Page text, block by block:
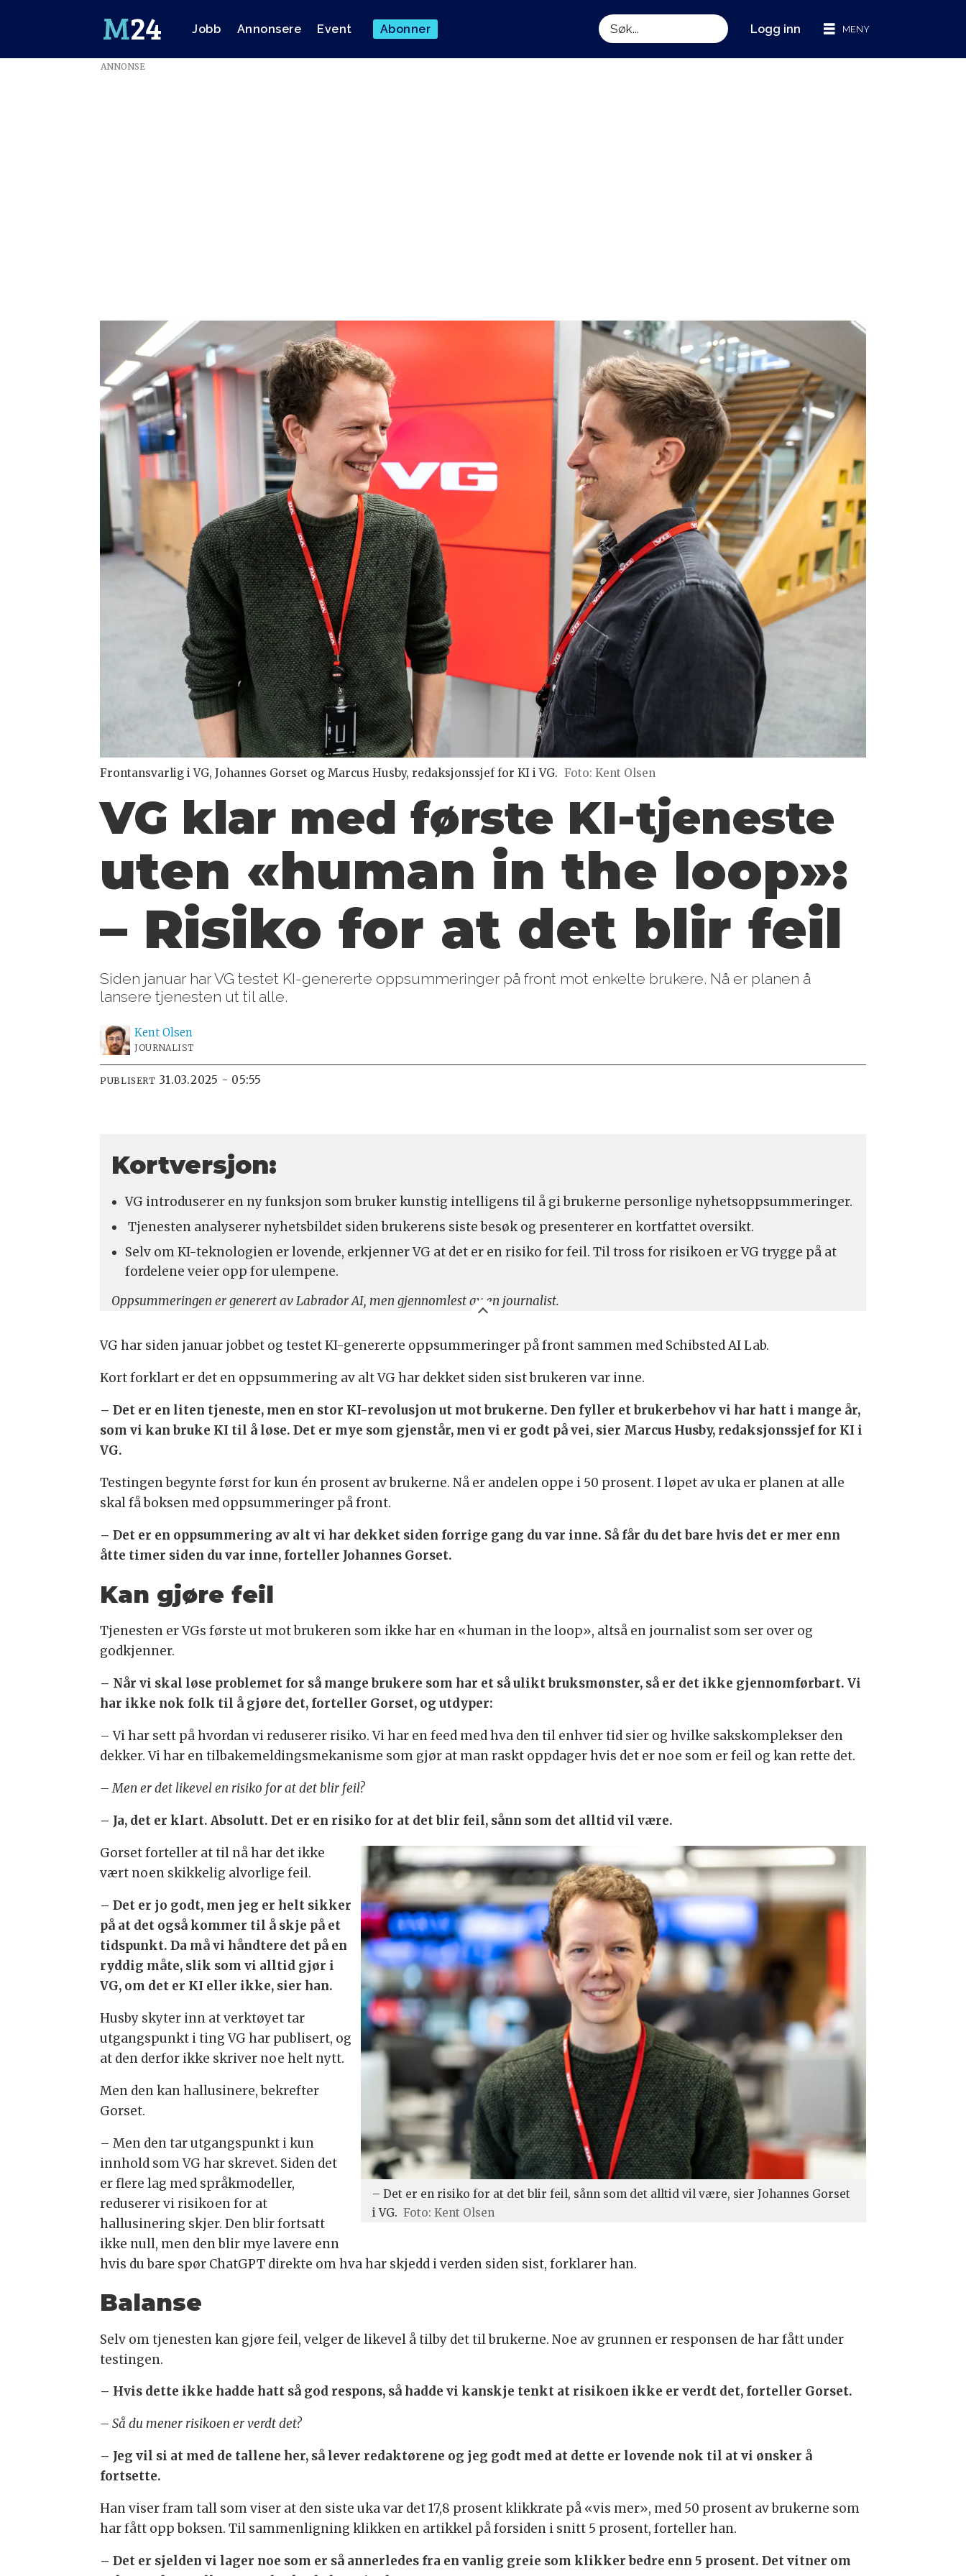
Jobb Annonsere Event Abonner
Søk
Logg inn
ANNONSE
Frontansvarlig i VG, Johannes Gorset og Marcus Husby, redaksjonssjef for KI i VG. Foto: Kent Olsen
VG klar med første KI-tjeneste
uten «human in the loop»:
– Risiko for at det blir feil
Siden januar har VG testet KI-genererte oppsummeringer på front mot enkelte brukere. Nå er planen å
lansere tjenesten ut til alle.
Kent Olsen
JOURNALIST
PUBLISERT 31.03.2025 - 05:55
Kortversjon:
VG introduserer en ny funksjon som bruker kunstig intelligens til å gi brukerne personlige nyhetsoppsummeringer.
Tjenesten analyserer nyhetsbildet siden brukerens siste besøk og presenterer en kortfattet oversikt.
Selv om KI-teknologien er lovende, erkjenner VG at det er en risiko for feil. Til tross for risikoen er VG trygge på at
fordelene veier opp for ulempene.
Oppsummeringen er generert av Labrador AI, men gjennomlest av en journalist.
VG har siden januar jobbet og testet KI-genererte oppsummeringer på front sammen med Schibsted AI Lab.
Kort forklart er det en oppsummering av alt VG har dekket siden sist brukeren var inne.
– Det er en liten tjeneste, men en stor KI-revolusjon ut mot brukerne. Den fyller et brukerbehov vi har hatt i mange år,
som vi kan bruke KI til å løse. Det er mye som gjenstår, men vi er godt på vei, sier Marcus Husby, redaksjonssjef for KI i
VG.
Testingen begynte først for kun én prosent av brukerne. Nå er andelen oppe i 50 prosent. I løpet av uka er planen at alle
skal få boksen med oppsummeringer på front.
– Det er en oppsummering av alt vi har dekket siden forrige gang du var inne. Så får du det bare hvis det er mer enn
åtte timer siden du var inne, forteller Johannes Gorset.
Kan gjøre feil
Tjenesten er VGs første ut mot brukeren som ikke har en «human in the loop», altså en journalist som ser over og
godkjenner.
– Når vi skal løse problemet for så mange brukere som har et så ulikt bruksmønster, så er det ikke gjennomførbart. Vi
har ikke nok folk til å gjøre det, forteller Gorset, og utdyper:
– Vi har sett på hvordan vi reduserer risiko. Vi har en feed med hva den til enhver tid sier og hvilke sakskomplekser den
dekker. Vi har en tilbakemeldingsmekanisme som gjør at man raskt oppdager hvis det er noe som er feil og kan rette det.
– Men er det likevel en risiko for at det blir feil?
– Ja, det er klart. Absolutt. Det er en risiko for at det blir feil, sånn som det alltid vil være.
– Det er en risiko for at det blir feil, sånn som det alltid vil være, sier Johannes Gorset
i VG. Foto: Kent Olsen
Gorset forteller at til nå har det ikke
vært noen skikkelig alvorlige feil.
– Det er jo godt, men jeg er helt sikker
på at det også kommer til å skje på et
tidspunkt. Da må vi håndtere det på en
ryddig måte, slik som vi alltid gjør i
VG, om det er KI eller ikke, sier han.
Husby skyter inn at verktøyet tar
utgangspunkt i ting VG har publisert, og
at den derfor ikke skriver noe helt nytt.
Men den kan hallusinere, bekrefter
Gorset.
– Men den tar utgangspunkt i kun
innhold som VG har skrevet. Siden det
er flere lag med språkmodeller,
reduserer vi risikoen for at
hallusinering skjer. Den blir fortsatt
ikke null, men den blir mye lavere enn
hvis du bare spør ChatGPT direkte om hva har skjedd i verden siden sist, forklarer han.
Balanse
Selv om tjenesten kan gjøre feil, velger de likevel å tilby det til brukerne. Noe av grunnen er responsen de har fått under
testingen.
– Hvis dette ikke hadde hatt så god respons, så hadde vi kanskje tenkt at risikoen ikke er verdt det, forteller Gorset.
– Så du mener risikoen er verdt det?
– Jeg vil si at med de tallene her, så lever redaktørene og jeg godt med at dette er lovende nok til at vi ønsker å
fortsette.
Han viser fram tall som viser at den siste uka var det 17,8 prosent klikkrate på «vis mer», med 50 prosent av brukerne som
har fått opp boksen. Til sammenligning klikken en artikkel på forsiden i snitt 5 prosent, forteller han.
– Det er sjelden vi lager noe som er så annerledes fra en vanlig greie som klikker bedre enn 5 prosent. Det vitner om